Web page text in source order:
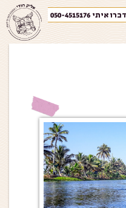
דברו איתי 050-4515176